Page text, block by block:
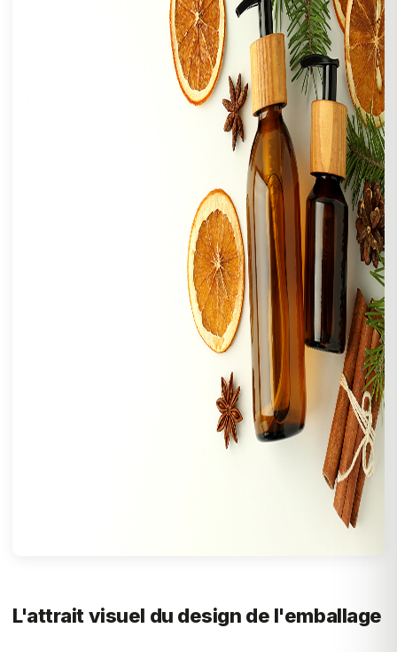
L'attrait visuel du design de l'emballage